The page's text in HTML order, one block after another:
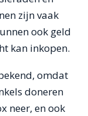
zijn vaak
ook geld
kan inkopen.
omdat
doneren
neer, en ook